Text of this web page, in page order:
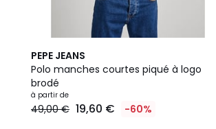
PEPE JEANS
Polo manches courtes piqué à logo
brodé
à partir de
49,00 € 19,60 € -60%
5
/
5
2
Couleurs